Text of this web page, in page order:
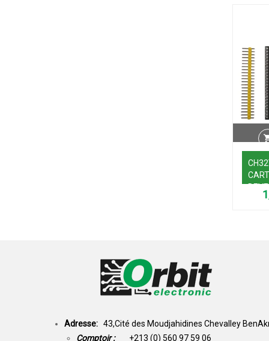
Adresse: 43,Cité des Moudjahidines Chevalley
Comptoir : +213 (0) 560 97 59 06